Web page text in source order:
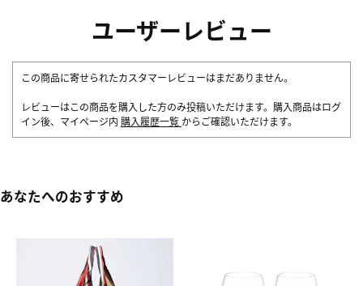
ユーザーレビュー
この商品に寄せられたカスタマーレビューはまだありません。
レビューはこの商品を購入した方のみ投稿いただけます。購入商品はログ
イン後、マイページ内 購入履歴一覧 からご確認いただけます。
あなたへのおすすめ